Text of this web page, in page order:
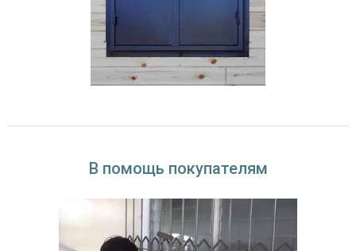
В помощь покупателям